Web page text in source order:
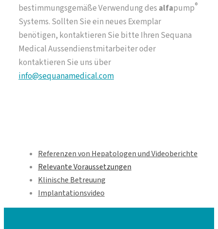
bestimmungsgemäße Verwendung des alfapump®
Systems. Sollten Sie ein neues Exemplar
benötigen, kontaktieren Sie bitte Ihren Sequana
Medical Aussendienstmitarbeiter oder
kontaktieren Sie uns über
info@sequanamedical.com
Referenzen von Hepatologen und Videoberichte
Relevante Voraussetzungen
Klinische Betreuung
Implantationsvideo